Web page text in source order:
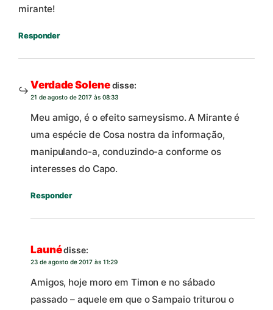
mirante!
Responder
Verdade Solenedisse:
21 de agosto de 2017 às 08:33
Meu amigo, é o efeito sarneysismo. A Mirante é
uma espécie de Cosa nostra da informação,
manipulando-a, conduzindo-a conforme os
interesses do Capo.
Responder
Launédisse:
23 de agosto de 2017 às 11:29
Amigos, hoje moro em Timon e no sábado
passado – aquele em que o Sampaio triturou o